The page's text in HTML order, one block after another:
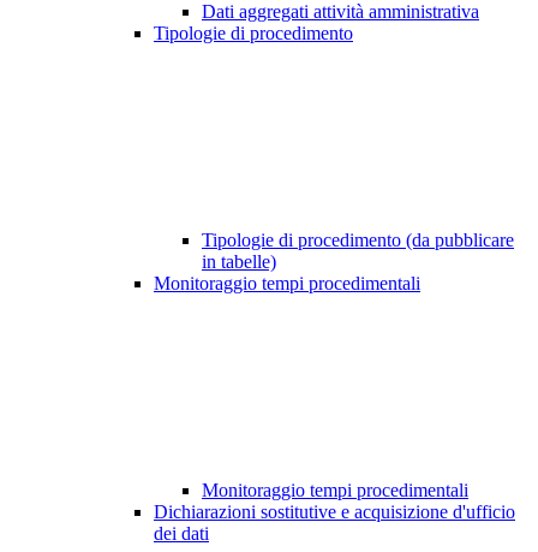
Dati aggregati attività amministrativa
Tipologie di procedimento
Tipologie di procedimento (da pubblicare
in tabelle)
Monitoraggio tempi procedimentali
Monitoraggio tempi procedimentali
Dichiarazioni sostitutive e acquisizione d'ufficio
dei dati